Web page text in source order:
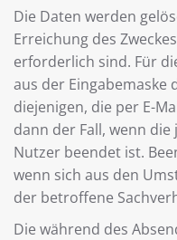
Die Daten werden
Erreichung des
erforderlich sind. Für
aus der
diejenigen, die per E-
dann der Fall, wenn
Nutzer beendet ist.
wenn sich aus den
der betroffene
Die während des